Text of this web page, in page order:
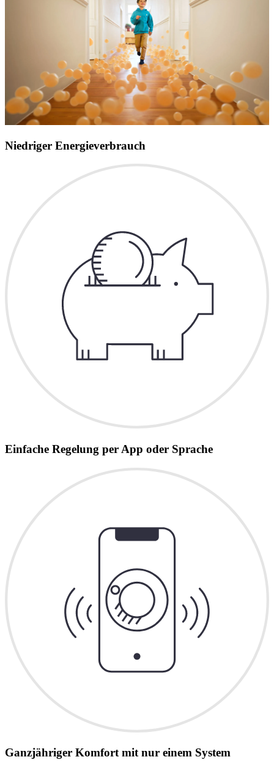
Niedriger Energieverbrauch
Einfache Regelung per App oder Sprache
Ganzjähriger Komfort mit nur einem System